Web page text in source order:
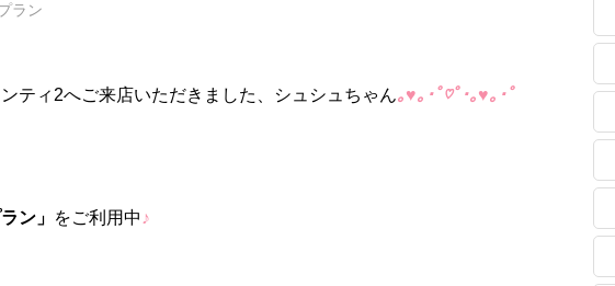
ラン
ティ2へご来店いただきました、シュシュちゃん｡♥｡･ﾟ♡ﾟ･｡♥｡･ﾟ
ン」 をご利用中 ♪